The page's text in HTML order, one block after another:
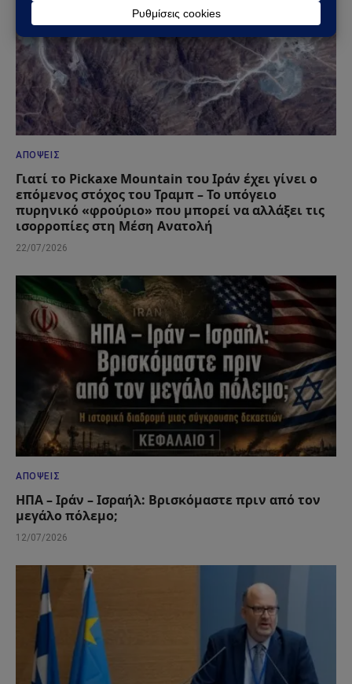
ΑΠΌΨΕΙΣ
Γιατί το Pickaxe Mountain του Ιράν έχει γίνει ο
επόμενος στόχος του Τραμπ – Το υπόγειο
πυρηνικό «φρούριο» που μπορεί να αλλάξει τις
ισορροπίες στη Μέση Ανατολή
22/07/2026
ΑΠΌΨΕΙΣ
ΗΠΑ – Ιράν – Ισραήλ: Βρισκόμαστε πριν από τον
μεγάλο πόλεμο;
12/07/2026